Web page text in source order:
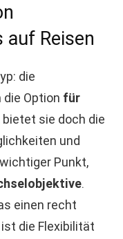
auf Reisen
die
Option für
bietet sie doch die
und
Punkt,
.
einen recht
die Flexibilität